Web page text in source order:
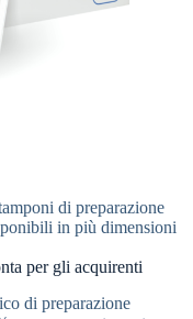
di preparazione
in più dimensioni
per gli acquirenti
di preparazione